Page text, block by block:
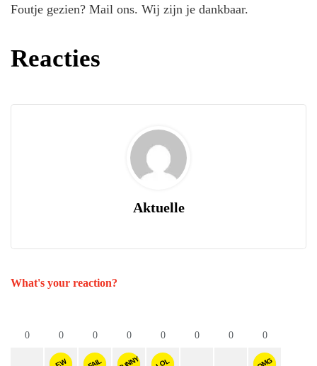
Foutje gezien? Mail ons. Wij zijn je dankbaar.
Reacties
Aktuelle
What's your reaction?
0 0 0 0 0 0 0 0